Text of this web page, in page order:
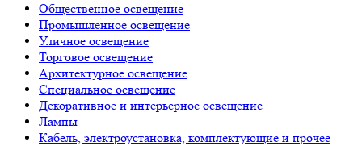
Общественное освещение
Промышленное освещение
Уличное освещение
Торговое освещение
Архитектурное освещение
Специальное освещение
Декоративное и интерьерное освещение
Лампы
Кабель, электроустановка, комплектующие и прочее